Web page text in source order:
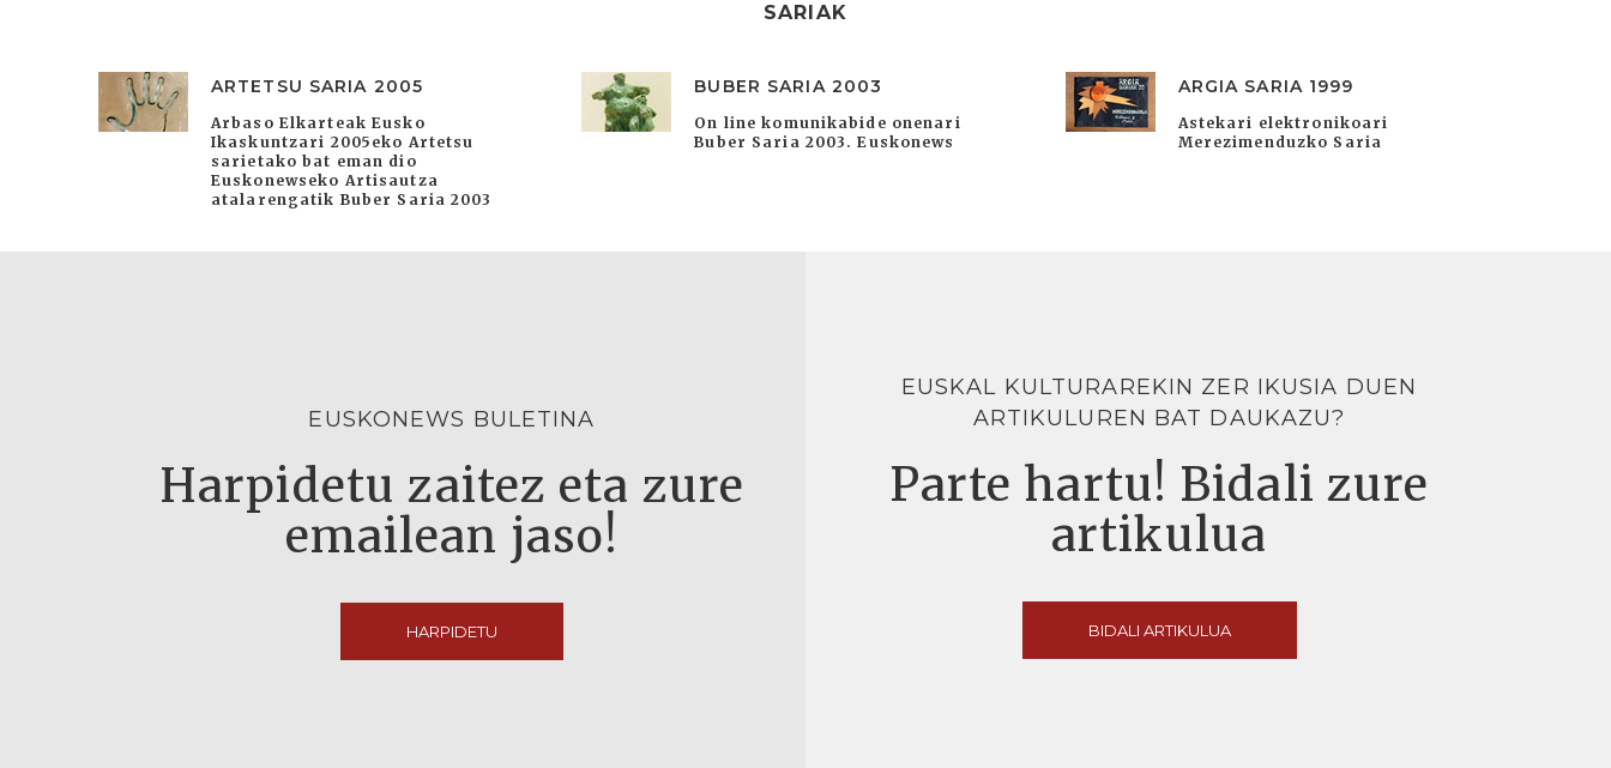
SARIAK
ARTETSU SARIA 2005
Arbaso Elkarteak Eusko
Ikaskuntzari 2005eko Artetsu
sarietako bat eman dio
Euskonewseko Artisautza
atalarengatik Buber Saria 2003
BUBER SARIA 2003
On line komunikabide onenari
Buber Saria 2003. Euskonews
ARGIA SARIA 1999
Astekari elektronikoari
Merezimenduzko Saria
EUSKONEWS BULETINA
Harpidetu zaitez eta zure
emailean jaso!
HARPIDETU
EUSKAL KULTURAREKIN ZER IKUSIA DUEN
ARTIKULUREN BAT DAUKAZU?
Parte hartu! Bidali zure
artikulua
BIDALI ARTIKULUA